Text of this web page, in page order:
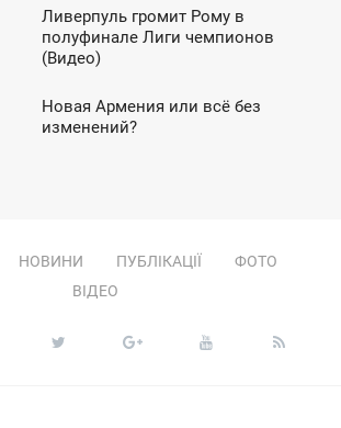
Ливерпуль громит Рому в
полуфинале Лиги чемпионов
(Видео)
Новая Армения или всё без
изменений?
НОВИНИ ПУБЛІКАЦІЇ
ФОТО
ВІДЕО